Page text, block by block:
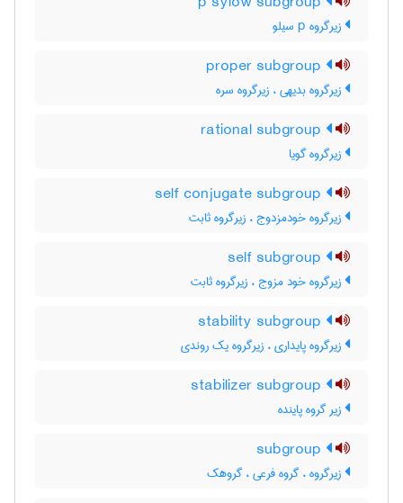
زیرگروه p سیلو
زیرگروه بدیهی ، زیرگروه سره
زیرگروه گویا
زیرگروه خودمزدوج ، زیرگروه ثابت
زیرگروه خود مزوج ، زیرگروه ثابت
زیرگروه پایداری ، زیرگروه یک روندی
زیر گروه پاینده
زیرگروه ، گروه فرعی ، گروهک